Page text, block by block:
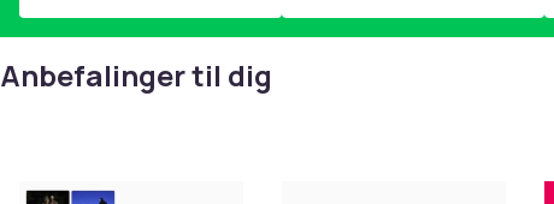
Anbefalinger til dig